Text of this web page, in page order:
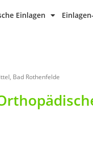
Einlagen
Bad Rothenfelde